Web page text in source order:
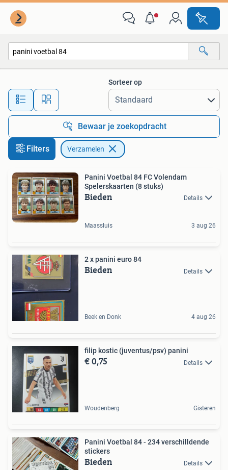
Alle afstanden…
Sorteer op
Bewaar je zoekopdracht
Filters Verzamelen
Panini Voetbal 84 FC Volendam
Spelerskaarten (8 stuks)
Bieden Details
Maassluis 3 aug 26
2 x panini euro 84
Bieden Details
Beek en Donk 4 aug 26
filip kostic (juventus/psv) panini
€ 0,75 Details
Woudenberg Gisteren
Panini Voetbal 84 - 234 verschilldende
stickers
Bieden Details